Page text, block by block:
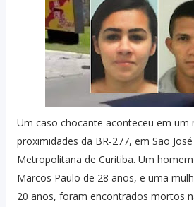
Um caso chocante aconteceu em um
proximidades da BR-277, em São
Metropolitana de Curitiba. Um
Marcos Paulo de 28 anos, e uma
20 anos, foram encontrados mortos